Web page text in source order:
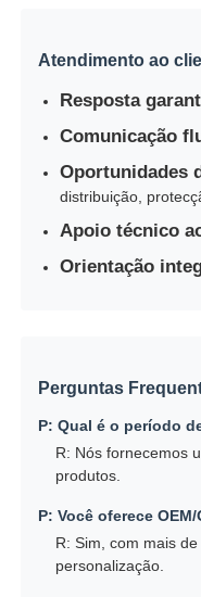
Atendimento ao
Resposta
Comunicação
Oportunidades
distribuição,
Apoio técnico
Orientação
Perguntas
P: Qual é o período
R: Nós fornecemos
produtos.
P: Você oferece OEM/
R: Sim, com mais
personalização.